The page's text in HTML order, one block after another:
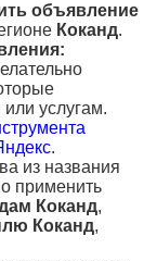
объявление
Коканд.
услугам.
.
из названия
применить
Коканд,
Коканд,